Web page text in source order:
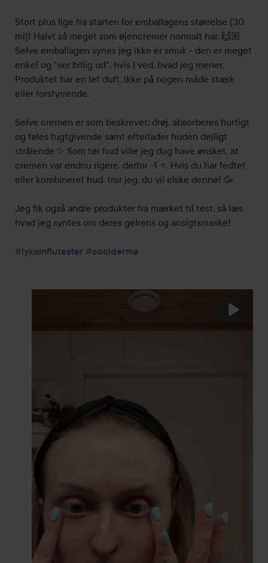
Stort plus lige fra starten for emballagens størrelse (30
ml)! Halvt så meget som øjencremer normalt har. 🙌🏼
Selve emballagen synes jeg ikke er smuk - den er meget
enkel og "ser billig ud", hvis I ved, hvad jeg mener.
Produktet har en let duft, ikke på nogen måde stærk
eller forstyrrende.
Selve cremen er som beskrevet: drøj, absorberes hurtigt
og føles fugtgivende samt efterlader huden dejligt
strålende ✨ Som tør hud ville jeg dog have ønsket, at
cremen var endnu rigere, derfor -1 ⭐️. Hvis du har fedtet
eller kombineret hud, tror jeg, du vil elske denne! 🥳
Jeg fik også andre produkter fra mærket til test, så læs
hvad jeg syntes om deres gelrens og ansigtsmaske!
#lykoinflutester #coolderma